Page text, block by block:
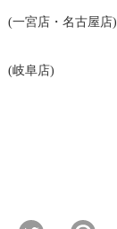
(一宮店・名古屋店)
(岐阜店)